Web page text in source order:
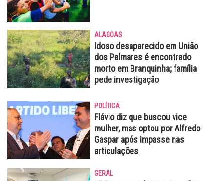
ALAGOAS
Idoso desaparecido em União
dos Palmares é encontrado
morto em Branquinha; família
pede investigação
POLÍTICA
Flávio diz que buscou vice
mulher, mas optou por Alfredo
Gaspar após impasse nas
articulações
GERAL